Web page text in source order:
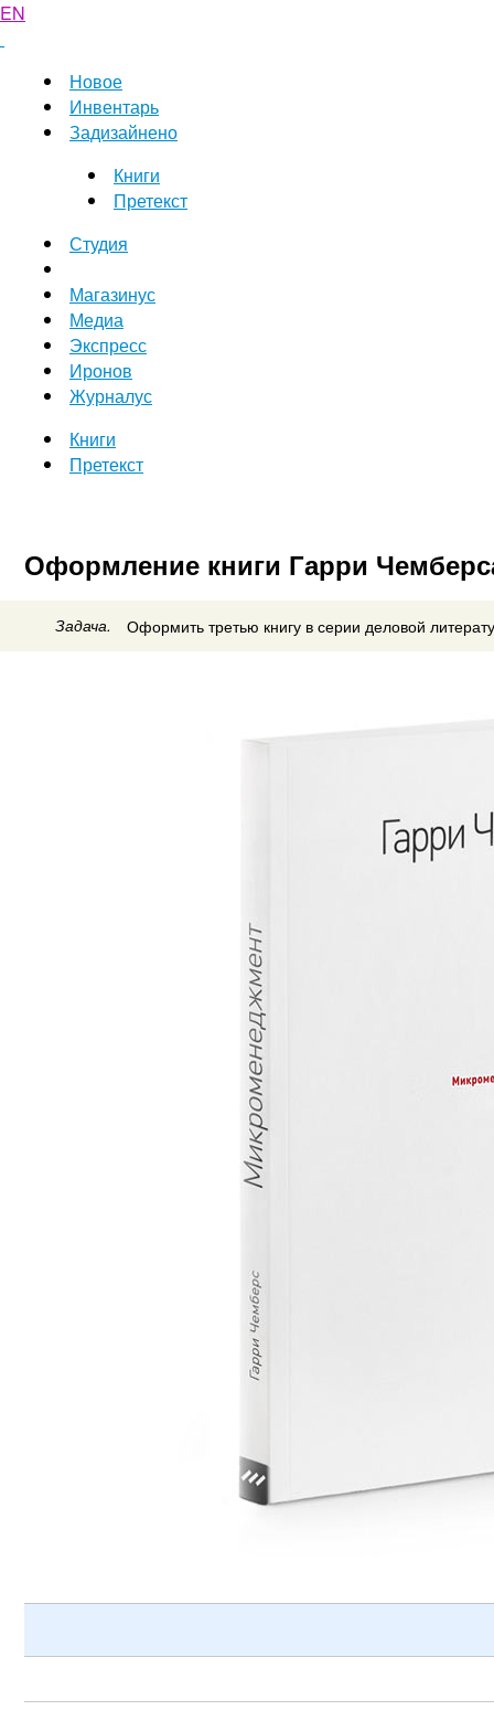
EN
Новое
Инвентарь
Задизайнено
Книги
Претекст
Студия
Магазинус
Медиа
Экспресс
Иронов
Журналус
Книги
Претекст
Оформление книги Гарри
Задача. Оформить третью книгу в серии деловой